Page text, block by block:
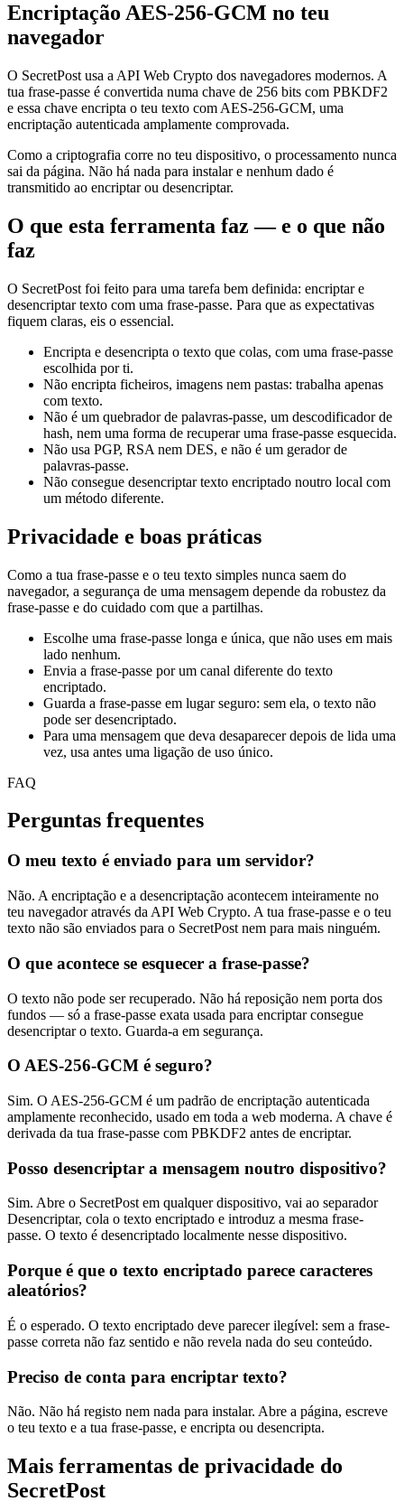
Encriptação AES-256-GCM no teu
navegador
O SecretPost usa a API Web Crypto dos navegadores modernos. A
tua frase-passe é convertida numa chave de 256 bits com PBKDF2
e essa chave encripta o teu texto com AES-256-GCM, uma
encriptação autenticada amplamente comprovada.
Como a criptografia corre no teu dispositivo, o processamento nunca
sai da página. Não há nada para instalar e nenhum dado é
transmitido ao encriptar ou desencriptar.
O que esta ferramenta faz — e o que não
faz
O SecretPost foi feito para uma tarefa bem definida: encriptar e
desencriptar texto com uma frase-passe. Para que as expectativas
fiquem claras, eis o essencial.
Encripta e desencripta o texto que colas, com uma frase-passe
escolhida por ti.
Não encripta ficheiros, imagens nem pastas: trabalha apenas
com texto.
Não é um quebrador de palavras-passe, um descodificador de
hash, nem uma forma de recuperar uma frase-passe esquecida.
Não usa PGP, RSA nem DES, e não é um gerador de
palavras-passe.
Não consegue desencriptar texto encriptado noutro local com
um método diferente.
Privacidade e boas práticas
Como a tua frase-passe e o teu texto simples nunca saem do
navegador, a segurança de uma mensagem depende da robustez da
frase-passe e do cuidado com que a partilhas.
Escolhe uma frase-passe longa e única, que não uses em mais
lado nenhum.
Envia a frase-passe por um canal diferente do texto
encriptado.
Guarda a frase-passe em lugar seguro: sem ela, o texto não
pode ser desencriptado.
Para uma mensagem que deva desaparecer depois de lida uma
vez, usa antes uma ligação de uso único.
FAQ
Perguntas frequentes
O meu texto é enviado para um servidor?
Não. A encriptação e a desencriptação acontecem inteiramente no
teu navegador através da API Web Crypto. A tua frase-passe e o teu
texto não são enviados para o SecretPost nem para mais ninguém.
O que acontece se esquecer a frase-passe?
O texto não pode ser recuperado. Não há reposição nem porta dos
fundos — só a frase-passe exata usada para encriptar consegue
desencriptar o texto. Guarda-a em segurança.
O AES-256-GCM é seguro?
Sim. O AES-256-GCM é um padrão de encriptação autenticada
amplamente reconhecido, usado em toda a web moderna. A chave é
derivada da tua frase-passe com PBKDF2 antes de encriptar.
Posso desencriptar a mensagem noutro dispositivo?
Sim. Abre o SecretPost em qualquer dispositivo, vai ao separador
Desencriptar, cola o texto encriptado e introduz a mesma frase-
passe. O texto é desencriptado localmente nesse dispositivo.
Porque é que o texto encriptado parece caracteres
aleatórios?
É o esperado. O texto encriptado deve parecer ilegível: sem a frase-
passe correta não faz sentido e não revela nada do seu conteúdo.
Preciso de conta para encriptar texto?
Não. Não há registo nem nada para instalar. Abre a página, escreve
o teu texto e a tua frase-passe, e encripta ou desencripta.
Mais ferramentas de privacidade do
SecretPost